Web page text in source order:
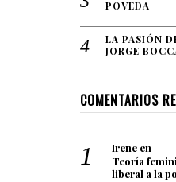
POVEDA
LA PASIÓN
JORGE
COMENTARIOS
Ireneen
Teoría
liberal a la